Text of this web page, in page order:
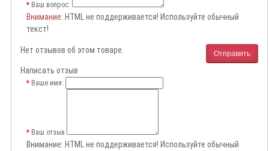
Ваш вопрос:
Внимание: HTML не поддерживается! Используйте обычный
текст!
Отправить
Нет отзывов об этом товаре.
Написать отзыв
Ваше имя:
Ваш отзыв
Внимание: HTML не поддерживается! Используйте обычный